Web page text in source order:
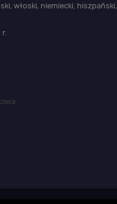
włoski, niemiecki,
r.